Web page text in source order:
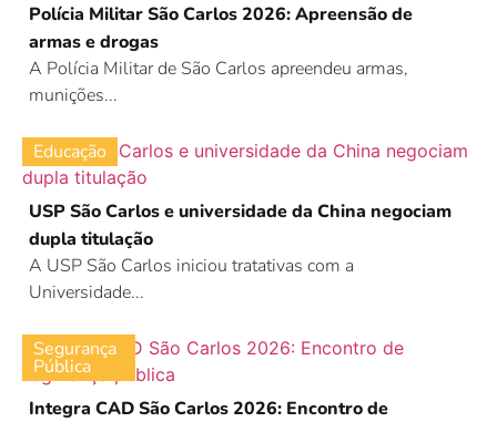
Polícia Militar São Carlos 2026: Apreensão de
armas e drogas
A Polícia Militar de São Carlos apreendeu armas,
munições...
Educação
USP São Carlos e universidade da China negociam
dupla titulação
A USP São Carlos iniciou tratativas com a
Universidade...
Segurança
Pública
Integra CAD São Carlos 2026: Encontro de